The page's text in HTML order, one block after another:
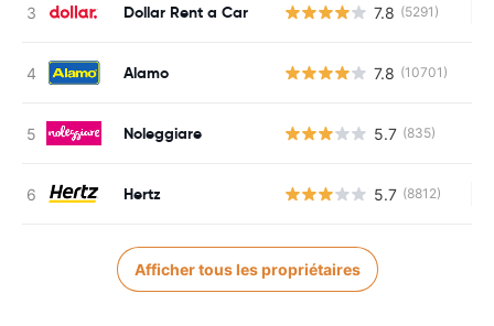
Dollar Rent a Car 7.8 (5291)
Alamo 7.8 (10701)
Noleggiare 5.7 (835)
Hertz 5.7 (8812)
Afficher tous les propriétaires